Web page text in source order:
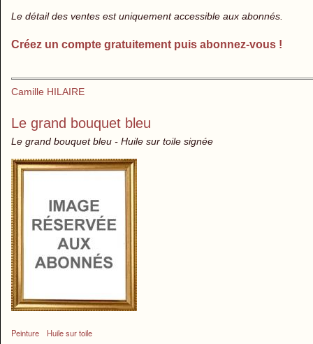
Le détail des ventes est uniquement accessible aux abonnés.
Créez un compte gratuitement puis abonnez-vous !
Camille HILAIRE
Le grand bouquet bleu
Le grand bouquet bleu - Huile sur toile signée
Peinture Huile sur toile